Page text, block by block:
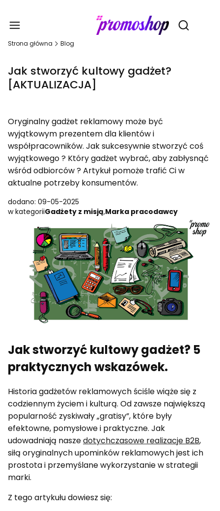
Otwórz
Strona główna Blog
Jak stworzyć kultowy gadżet?
[AKTUALIZACJA]
Oryginalny gadżet reklamowy może być
wyjątkowym prezentem dla klientów i
współpracowników. Jak sukcesywnie stworzyć coś
wyjątkowego ? Który gadżet wybrać, aby zabłysnąć
wśród odbiorców ? Artykuł pomoże trafić Ci w
aktualne potrzeby konsumentów.
dodano: 09-05-2025
w kategoriiGadżety z misją,Marka pracodawcy
Jak stworzyć kultowy gadżet? 5
praktycznych wskazówek.
Historia gadżetów reklamowych ściśle wiąże się z
codziennym życiem i kulturą. Od zawsze największą
popularność zyskiwały „gratisy”, które były
efektowne, pomysłowe i praktyczne. Jak
udowadniają naszedotychczasowe realizacje B2B,
siłą oryginalnych upominków reklamowych jest ich
prostota i przemyślane wykorzystanie w strategii
marki.
Z tego artykułu dowiesz się: